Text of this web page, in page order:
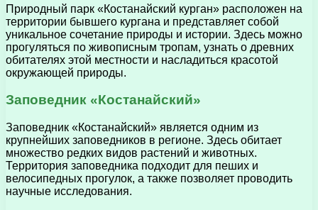
Природный парк «Костанайский курган» расположен на
территории бывшего кургана и представляет собой
уникальное сочетание природы и истории. Здесь можно
прогуляться по живописным тропам, узнать о древних
обитателях этой местности и насладиться красотой
окружающей природы.
Заповедник «Костанайский»
Заповедник «Костанайский» является одним из
крупнейших заповедников в регионе. Здесь обитает
множество редких видов растений и животных.
Территория заповедника подходит для пеших и
велосипедных прогулок, а также позволяет проводить
научные исследования.